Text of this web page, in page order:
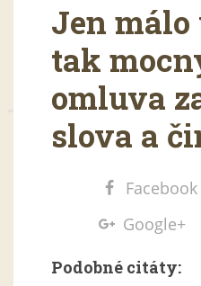
Jen málo
tak
omluva
slova a
Facebook
Google+
Podobné citáty: